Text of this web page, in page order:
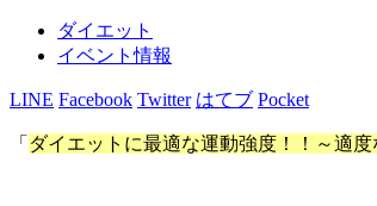
ダイエット
イベント情報
LINE Facebook Twitter はてブ Pocket
「 ダイエットに最適な運動強度！！～適